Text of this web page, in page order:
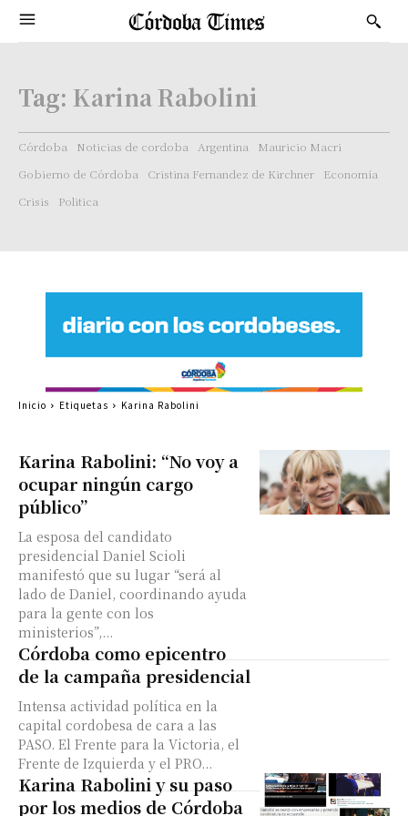
Tag: Karina Rabolini
Córdoba Noticias de cordoba Argentina
Mauricio Macri
Gobierno de Córdoba
Cristina Fernandez de Kirchner
Economía
Crisis
Politica
Karina Rabolini: “No voy a
ocupar ningún cargo
público”
La esposa del candidato
presidencial Daniel Scioli
manifestó que su lugar “será al
lado de Daniel, coordinando ayuda
para la gente con los
ministerios”,...
Córdoba como epicentro
de la campaña presidencial
Intensa actividad política en la
capital cordobesa de cara a las
PASO. El Frente para la Victoria, el
Frente de Izquierda y el PRO...
Karina Rabolini y su paso
por los medios de Córdoba
Inicio Etiquetas Karina Rabolini